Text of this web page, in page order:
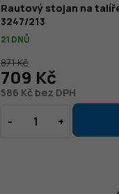
Rautový stojan na
3247/213
21 DNŮ
586 Kč bez DPH
871 Kč
709 Kč